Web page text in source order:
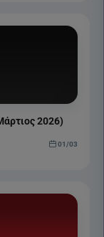
2026)
01/03